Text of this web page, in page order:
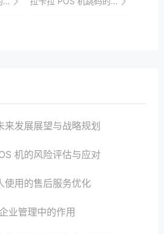
来发展展望与战略规划
机的风险评估与应对
使用的售后服务优化
业管理中的作用